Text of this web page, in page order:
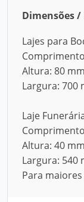
Dimensões /
Lajes para
Altura: 80
Largura: 700
Laje
Altura: 40
Largura: 540
Para